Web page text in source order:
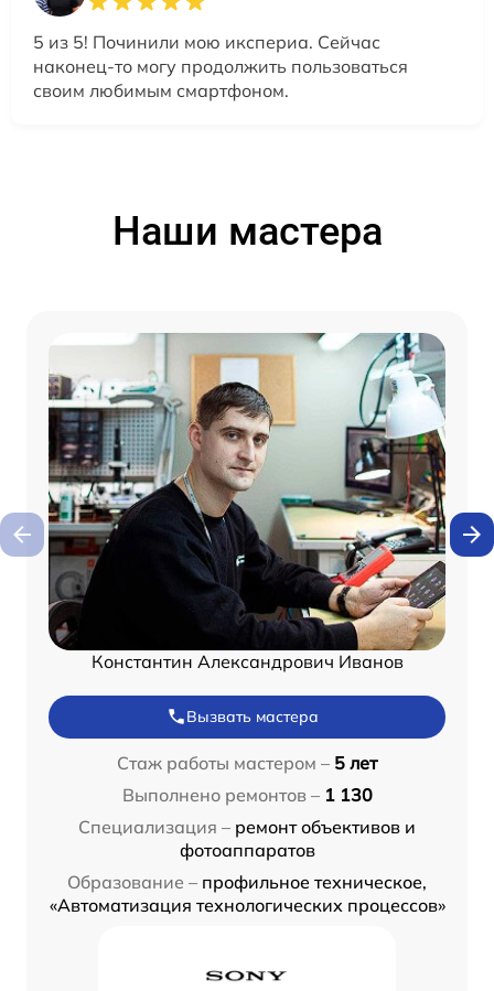
5 из 5! Починили мою икспериа. Сейчас
наконец-то могу продолжить пользоваться
своим любимым смартфоном.
Наши мастера
Константин Александрович Иванов
Вызвать мастера
Стаж работы мастером – 5 лет
Выполнено ремонтов – 1 130
Специализация – ремонт объективов и
фотоаппаратов
Образование – профильное техническое,
«Автоматизация технологических процессов»